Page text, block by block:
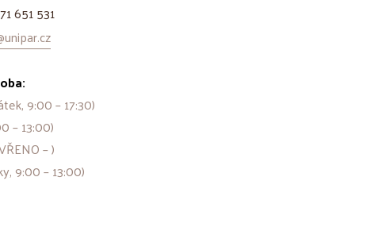
651 531
9:00 – 17:30)
– 13:00)
– )
9:00 – 13:00)